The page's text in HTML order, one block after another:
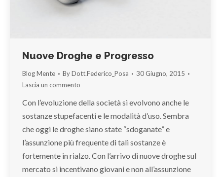
Nuove Droghe e Progresso
Blog Mente ByDott.Federico_Posa
30 Giugno, 2015
Lascia un commento
Con l’evoluzione della società si evolvono anche le
sostanze stupefacenti e le modalità d’uso. Sembra
che oggi le droghe siano state “sdoganate” e
l’assunzione più frequente di tali sostanze è
fortemente in rialzo. Con l’arrivo di nuove droghe sul
mercato si incentivano giovani e non all’assunzione